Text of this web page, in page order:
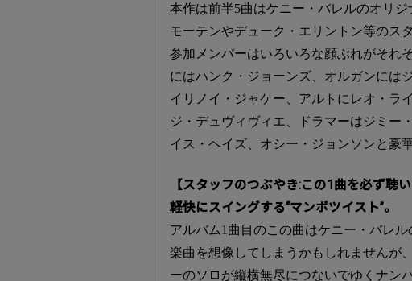
本作は前半5曲はケニー・バレルのオリ
モーテンやデューク・エリントン等のス
参加メンバーはいろいろな顔ぶれがそれ
にはハンク・ジョーンズ、オルガンには
イリノイ・ジャケー、アルトにレオ・ラ
ジ・デュヴィヴィエ、ドラマーはジミー
イス・ヘイズ、オシー・ジョンソンと豪華
【スタッフのつぶやき:この1曲を必ず聴
軽快にスイングする“マンボツイスト”。
アルバム1曲目のこの曲はケニー・バレ
楽曲を想像してしまうかもしれませんが
ーのソロが縦横無尽につないでゆくナン